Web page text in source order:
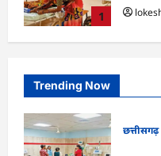
1
Trending Now
छत्तीसगढ़